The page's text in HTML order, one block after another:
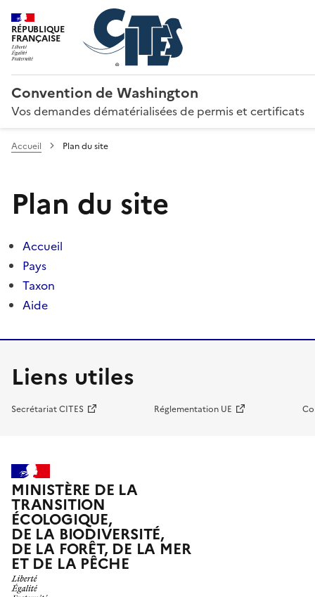
RÉPUBLIQUE
FRANÇAISE
Convention de Washington
Vos demandes dématérialisées de permis et certificats
Accueil Plan du site
Plan du site
Accueil
Pays
Taxon
Aide
Liens utiles
Secrétariat CITES Réglementation UE
MINISTÈRE DE LA
TRANSITION
ÉCOLOGIQUE,
DE LA BIODIVERSITÉ,
DE LA FORÊT, DE LA MER
ET DE LA PÊCHE